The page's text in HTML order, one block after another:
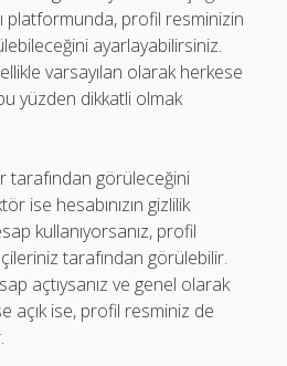
platformunda, profil resminizin
ayarlayabilirsiniz.
varsayılan olarak herkese
yüzden dikkatli olmak
tarafından görüleceğini
ise hesabınızın gizlilik
kullanıyorsanız, profil
tarafından görülebilir.
açtıysanız ve genel olarak
açık ise, profil resminiz de